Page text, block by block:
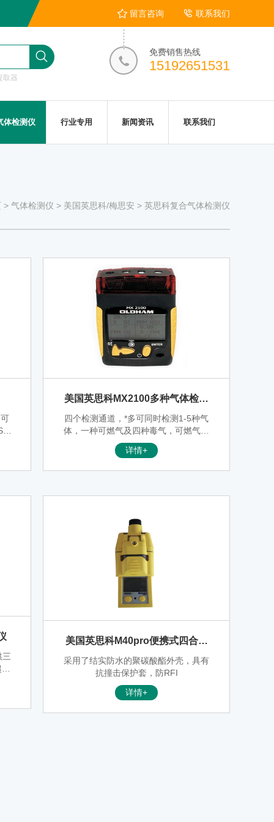
留言咨询 联系我们
取器
免费销售热线
15192651531
体检测仪 行业专用 新闻资讯 联系我们
> 气体检测仪 > 美国英思科/梅思安 > 英思科复合气体检测仪
美国英思科MX2100多种气体检测
仪
四个检测通道，*多可同时检测1-5种气
体，一种可燃气及四种毒气，可燃气通
道选用0-100%V型可燃气传感器，可自
动从LEL向VOL转换
详情+
三
美国英思科M40pro便携式四合一
气体检测仪
采用了结实防水的聚碳酸酯外壳，具有
抗撞击保护套，防RFI
详情+